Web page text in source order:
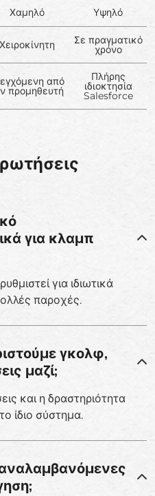
Χαμηλό Υψηλό
Χειροκίνητη Σε πραγματικό
χρόνο
από
προμηθευτή
Πλήρης
ιδιοκτησία
Salesforce
για κλαμπ
για ιδιωτικά
παροχές.
γκολφ,
μαζί;
και η δραστηριότητα
ίδιο σύστημα.